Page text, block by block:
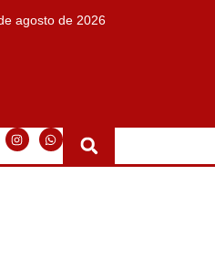
agosto de 2026